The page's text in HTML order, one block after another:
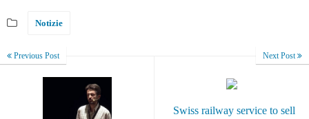
Notizie
Previous Post Next Post
Swiss railway service to sell